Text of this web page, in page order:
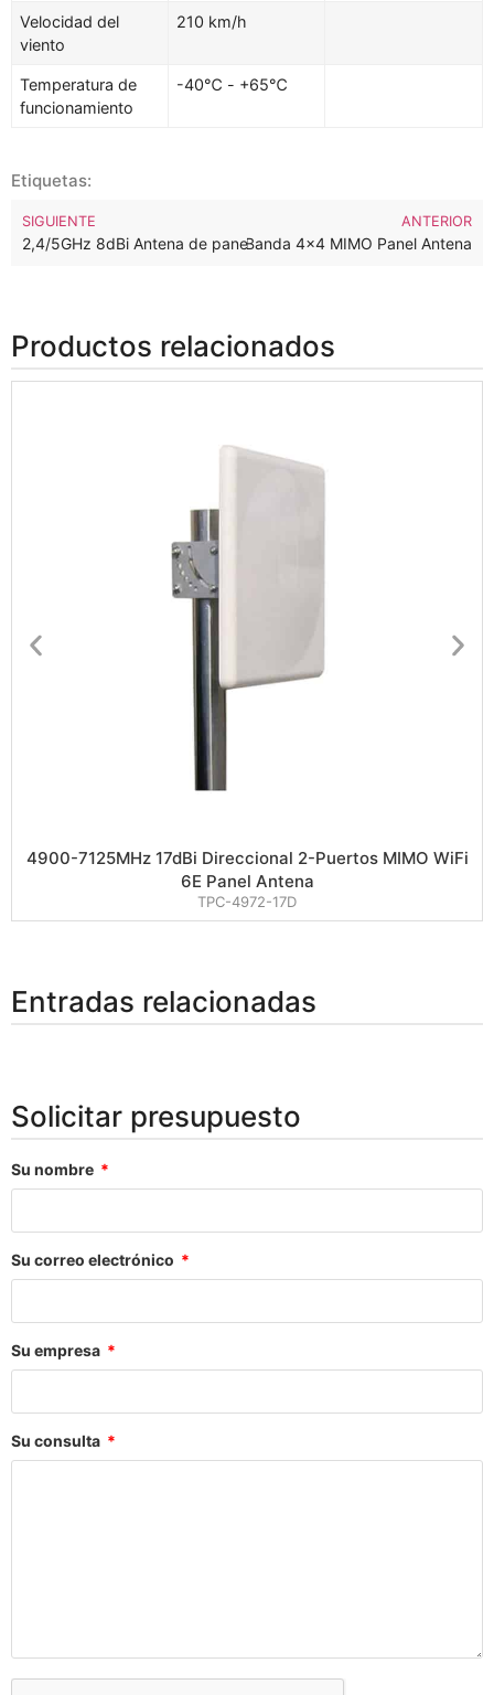
Velocidad del
viento
210 km/h
Temperatura de
funcionamiento
-40℃ - +65℃
Etiquetas:
ANTERIOR
5GHz 15dBi Direccional Doble Banda 4×4 MIMO Panel Antena
SIGUIENTE
2,4/5GHz 8dBi Antena de panel MIMO direccional de doble
Productos relacionados
4900-7125MHz 17dBi Direccional 2-Puertos MIMO WiFi
6E Panel Antena
TPC-4972-17D
Entradas relacionadas
Solicitar presupuesto
Su nombre
Su correo electrónico
Su empresa
Su consulta